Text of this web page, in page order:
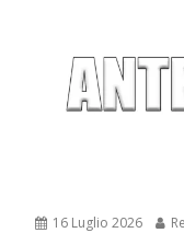
16 Luglio 2026